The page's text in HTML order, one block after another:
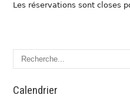
Les réservations sont closes
Calendrier